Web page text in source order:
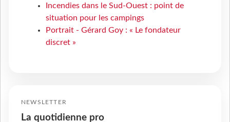
Incendies dans le Sud-Ouest : point de
situation pour les campings
Portrait - Gérard Goy : « Le fondateur
discret »
NEWSLETTER
La quotidienne pro